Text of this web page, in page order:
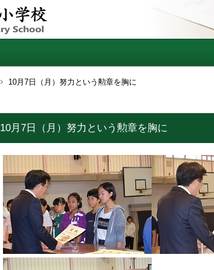
10月7日（月）努力という勲章を胸に
10月7日（月）努力という勲章を胸に